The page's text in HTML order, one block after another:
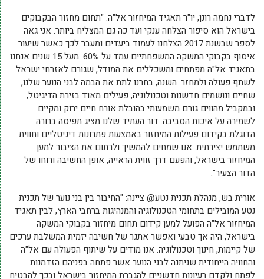
לדברי נחמה רונן, יו"ר תאגיד המיחזור אל"ה: "תחום מחזור הבקבוקים
בישראל הוא סיפור הצלחה ענקי ועד כה גם המצליח ביותר. אני גאה
לספר שבשנת 2017 הצלחנו לעמוד ביעדים ומעבר לכך כאשר שיעור
איסוף בקבוקי המשקה המשפחתיים עמד על 60%. מעל 15 שנים אנחנו
בתאגיד אל"ה מפתחים ומשכללים את המודל, שגורם לאזרחי ישראל
לשתף פעולה ולמחזר. השנה, בחרנו לתת את הבמה לבני הנוער שלנו,
שחיים ונושמים חדשנות וטכנולוגיה, פעילים מאוד בזירת הדיגיטל,
ובמקביל מהווים גורם משמעותי בהובלת אורח חיים ירוק ומקיים
לשמירה על איכות הסביבה. דור העתיד שלנו מציג תפיסה ברורה
הדוגלת בקידום פעילות המיחזור באמצעות פתרונות דיגיטליים וחווית
משתמש יצירתית. אנו שמחים להמשיך ולרתום את הציבור למען
המיחזור בישראל, והפעם דרך זווית הראייה, אופן החשיבה ורוחו של
הדור הצעיר".
אורית בש, מנהלת תכנית נטע@ ציינה: "החיבור בין בני נוער של תכנית
נטע המובילים בתחומי הטכנולוגיה והמנהיגות ברחבי הארץ, לבין תאגיד
המיחזור אל"ה הפועל למען קידום תחום מיחזור בקבוקי המשקה
בישראל, היה אך טבעי ואפשר אתגר של חשיבה יזמית המשלבת ערכים
של קיימות, חינוך וטכנולוגיה. אנו מודים על שיתוף הפעולה עם אל"ה
והחוויה הייחודית שניתנה לבני הנוער אשר פתחה בפניהם הזדמנות
לפתח ולקדם רעיונות חדשניים להגברת המיחזור בישראל ובכך להבטיח